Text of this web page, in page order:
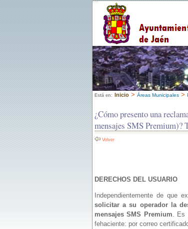
Está en: Inicio > Áreas Municipales >
¿Cómo presento una
mensajes SMS Premium)?
Volver
DERECHOS DEL USUARIO
Independientemente de que
solicitar a su operador la
mensajes SMS Premium. Es
fehaciente: por correo